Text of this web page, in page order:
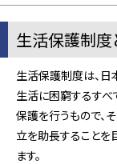
生活保護制度
生活保護制度は、
生活に困窮するすべ
保護を行うもので、
立を助長することを
ます。